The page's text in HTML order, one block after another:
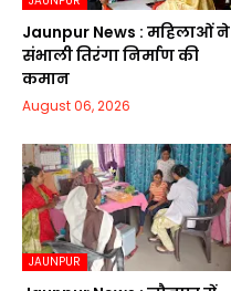
Jaunpur News : महिलाओं ने
संभाली तिरंगा निर्माण की
कमान
August 06, 2026
JAUNPUR